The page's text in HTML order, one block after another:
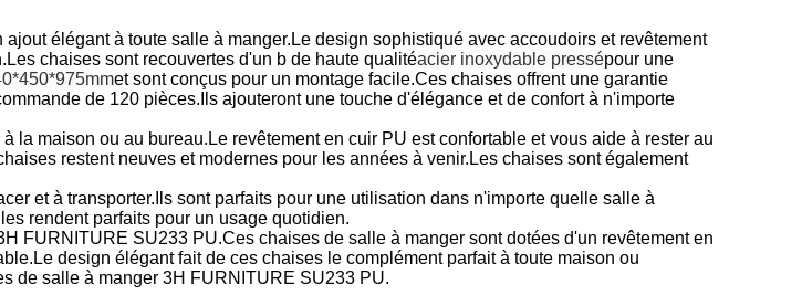
élégant à toute salle à manger.Le design sophistiqué avec accoudoirs et revêtement
chaises sont recouvertes d'un b de haute qualitéacier inoxydable pressépour une
et sont conçus pour un montage facile.Ces chaises offrent une garantie
de 120 pièces.Ils ajouteront une touche d'élégance et de confort à n'importe
maison ou au bureau.Le revêtement en cuir PU est confortable et vous aide à rester au
restent neuves et modernes pour les années à venir.Les chaises sont également
et à transporter.Ils sont parfaits pour une utilisation dans n'importe quelle salle à
rendent parfaits pour un usage quotidien.
FURNITURE SU233 PU.Ces chaises de salle à manger sont dotées d'un revêtement en
design élégant fait de ces chaises le complément parfait à toute maison ou
de salle à manger 3H FURNITURE SU233 PU.